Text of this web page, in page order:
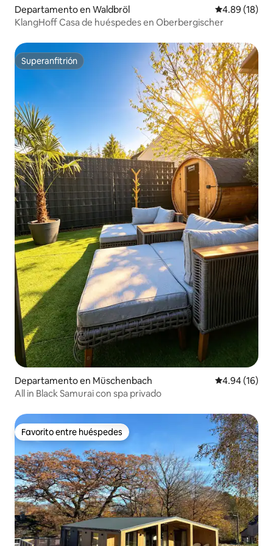
Departamento en Waldbröl Calificación
4.89 (18)
KlangHoff Casa de huéspedes en Oberbergischer
Superanfitrión
Superanfitrión
Departamento en Müschenbach Calificación
4.94 (16)
All in Black Samurai con spa privado
Favorito entre huéspedes
Favorito entre huéspedes